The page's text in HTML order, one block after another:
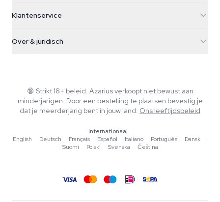
Nederland
+31(0)204897914
Smokeshop
Klantenservice
Retourbeleid
Veelgestelde vragen
Privacybeleid
Over & juridisch
Wiki
Muziek
Redactionele normen
Tools & Calculators
🔞 Strikt 18+ beleid. Azarius verkoopt niet bewust aan
minderjarigen. Door een bestelling te plaatsen bevestig je
dat je meerderjarig bent in jouw land. Ons leeftijdsbeleid
Internationaal
English
·Deutsch ·Français ·Español ·Italiano ·Português ·Dansk
·
Suomi
·Polski ·Svenska ·Čeština